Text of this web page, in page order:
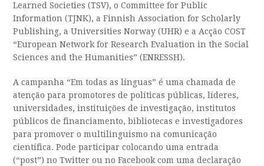
Learned Societies (TSV), o Committee for Public
Information (TJNK), a Finnish Association for Scholarly
Publishing, a Universities Norway (UHR) e a Acção COST
“European Network for Research Evaluation in the Social
Sciences and the Humanities” (ENRESSH).
A campanha “Em todas as línguas” é uma chamada de
atenção para promotores de políticas públicas, líderes,
universidades, instituições de investigação, institutos
públicos de financiamento, bibliotecas e investigadores
para promover o multilinguismo na comunicação
científica. Pode participar colocando uma entrada
(“post”) no Twitter ou no Facebook com uma declaração